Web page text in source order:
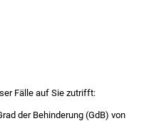
Fälle auf Sie zutrifft:
der Behinderung (GdB) von